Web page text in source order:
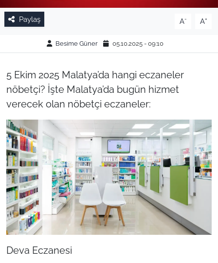
Paylaş A- A+
Besime Güner 05.10.2025 - 09:10
5 Ekim 2025 Malatya’da hangi eczaneler
nöbetçi? İşte Malatya’da bugün hizmet
verecek olan nöbetçi eczaneler:
Deva Eczanesi